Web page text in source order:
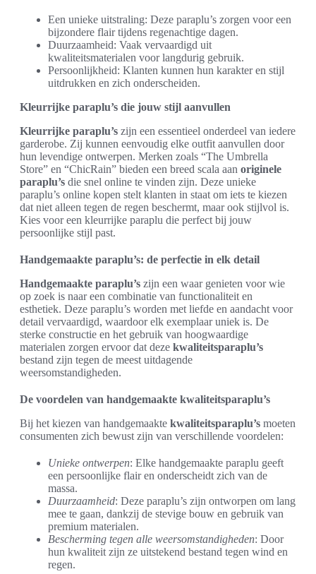
Een unieke uitstraling: Deze paraplu’s zorgen voor een
bijzondere flair tijdens regenachtige dagen.
Duurzaamheid: Vaak vervaardigd uit
kwaliteitsmaterialen voor langdurig gebruik.
Persoonlijkheid: Klanten kunnen hun karakter en stijl
uitdrukken en zich onderscheiden.
Kleurrijke paraplu’s die jouw stijl aanvullen
Kleurrijke paraplu’s zijn een essentieel onderdeel van iedere
garderobe. Zij kunnen eenvoudig elke outfit aanvullen door
hun levendige ontwerpen. Merken zoals “The Umbrella
Store” en “ChicRain” bieden een breed scala aan originele
paraplu’s die snel online te vinden zijn. Deze unieke
paraplu’s online kopen stelt klanten in staat om iets te kiezen
dat niet alleen tegen de regen beschermt, maar ook stijlvol is.
Kies voor een kleurrijke paraplu die perfect bij jouw
persoonlijke stijl past.
Handgemaakte paraplu’s: de perfectie in elk detail
Handgemaakte paraplu’s zijn een waar genieten voor wie
op zoek is naar een combinatie van functionaliteit en
esthetiek. Deze paraplu’s worden met liefde en aandacht voor
detail vervaardigd, waardoor elk exemplaar uniek is. De
sterke constructie en het gebruik van hoogwaardige
materialen zorgen ervoor dat deze kwaliteitsparaplu’s
bestand zijn tegen de meest uitdagende
weersomstandigheden.
De voordelen van handgemaakte kwaliteitsparaplu’s
Bij het kiezen van handgemaakte kwaliteitsparaplu’s moeten
consumenten zich bewust zijn van verschillende voordelen:
Unieke ontwerpen: Elke handgemaakte paraplu geeft
een persoonlijke flair en onderscheidt zich van de
massa.
Duurzaamheid: Deze paraplu’s zijn ontworpen om lang
mee te gaan, dankzij de stevige bouw en gebruik van
premium materialen.
Bescherming tegen alle weersomstandigheden: Door
hun kwaliteit zijn ze uitstekend bestand tegen wind en
regen.